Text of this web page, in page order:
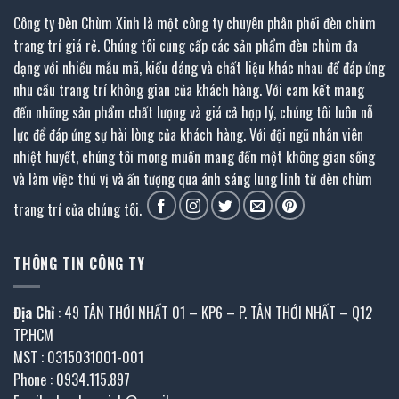
Công ty Đèn Chùm Xinh là một công ty chuyên phân phối đèn chùm
trang trí giá rẻ. Chúng tôi cung cấp các sản phẩm đèn chùm đa
dạng với nhiều mẫu mã, kiểu dáng và chất liệu khác nhau để đáp ứng
nhu cầu trang trí không gian của khách hàng. Với cam kết mang
đến những sản phẩm chất lượng và giá cả hợp lý, chúng tôi luôn nỗ
lực để đáp ứng sự hài lòng của khách hàng. Với đội ngũ nhân viên
nhiệt huyết, chúng tôi mong muốn mang đến một không gian sống
và làm việc thú vị và ấn tượng qua ánh sáng lung linh từ đèn chùm
trang trí của chúng tôi.
THÔNG TIN CÔNG TY
Địa Chỉ : 49 TÂN THỚI NHẤT 01 – KP6 – P. TÂN THỚI NHẤT – Q12
TP.HCM
MST : 0315031001-001
Phone : 0934.115.897